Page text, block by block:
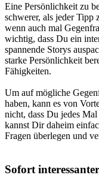
Eine Persönlichkeit zu
schwerer, als jeder
wenn auch mal
wichtig, dass Du ein
spannende Storys
starke Persönlichkeit
Fähigkeiten.
Um auf mögliche
haben, kann es von
nicht, dass Du jedes
kannst Dir daheim
Fragen überlegen und
Sofort